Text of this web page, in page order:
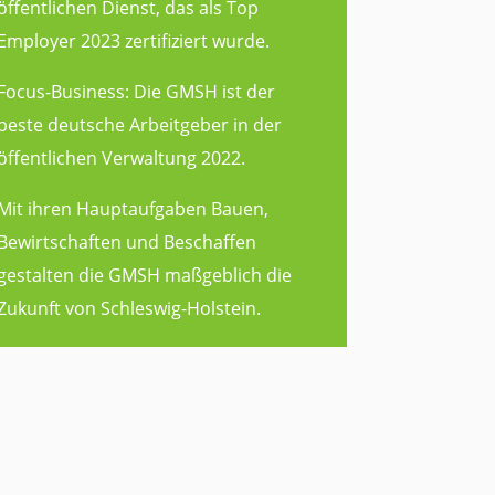
Dienst, das als Top
2023 zertifiziert wurde.
Business: Die GMSH ist der
deutsche Arbeitgeber in der
Verwaltung 2022.
ihren Hauptaufgaben Bauen,
und Beschaffen
die GMSH maßgeblich die
von Schleswig-Holstein.